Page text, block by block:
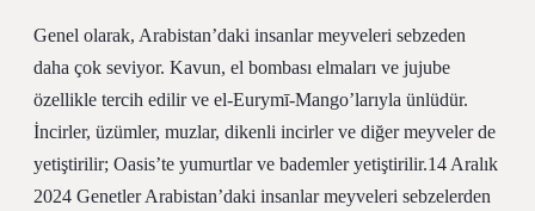
Genel olarak, Arabistan’daki insanlar meyveleri sebzeden
daha çok seviyor. Kavun, el bombası elmaları ve jujube
özellikle tercih edilir ve el-Eurymī-Mango’larıyla ünlüdür.
İncirler, üzümler, muzlar, dikenli incirler ve diğer meyveler de
yetiştirilir; Oasis’te yumurtlar ve bademler yetiştirilir.14 Aralık
2024 Genetler Arabistan’daki insanlar meyveleri sebzelerden